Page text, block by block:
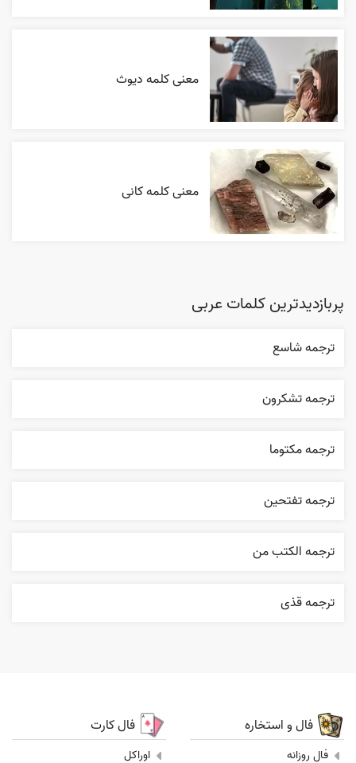
معنی کلمه دیوث
معنی کلمه کانی
پربازدیدترین کلمات عربی
ترجمه شاسع
ترجمه تشکرون
ترجمه مکتوما
ترجمه تفتحين
ترجمه الکتب من
ترجمه قذی
فال و استخاره
فال روزانه
فال کارت
اوراکل